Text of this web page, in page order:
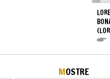
MOSTRE